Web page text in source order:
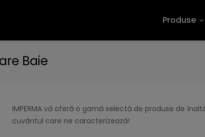
Produse
Baie
IMPERMA vă oferă o gamă selectă de produse de
cuvântul care ne caracterizează!